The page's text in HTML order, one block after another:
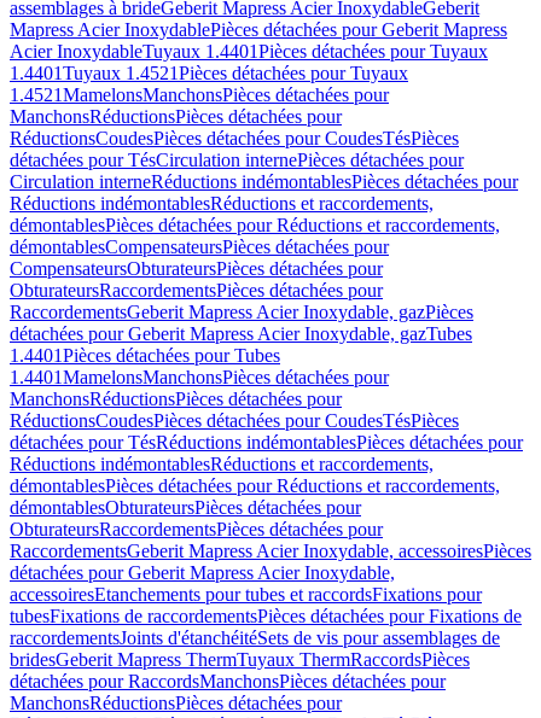
assemblages à brideGeberit Mapress Acier InoxydableGeberit
Mapress Acier InoxydablePièces détachées pour Geberit Mapress
Acier InoxydableTuyaux 1.4401Pièces détachées pour Tuyaux
1.4401Tuyaux 1.4521Pièces détachées pour Tuyaux
1.4521MamelonsManchonsPièces détachées pour
ManchonsRéductionsPièces détachées pour
RéductionsCoudesPièces détachées pour CoudesTésPièces
détachées pour TésCirculation internePièces détachées pour
Circulation interneRéductions indémontablesPièces détachées pour
Réductions indémontablesRéductions et raccordements,
démontablesPièces détachées pour Réductions et raccordements,
démontablesCompensateursPièces détachées pour
CompensateursObturateursPièces détachées pour
ObturateursRaccordementsPièces détachées pour
RaccordementsGeberit Mapress Acier Inoxydable, gazPièces
détachées pour Geberit Mapress Acier Inoxydable, gazTubes
1.4401Pièces détachées pour Tubes
1.4401MamelonsManchonsPièces détachées pour
ManchonsRéductionsPièces détachées pour
RéductionsCoudesPièces détachées pour CoudesTésPièces
détachées pour TésRéductions indémontablesPièces détachées pour
Réductions indémontablesRéductions et raccordements,
démontablesPièces détachées pour Réductions et raccordements,
démontablesObturateursPièces détachées pour
ObturateursRaccordementsPièces détachées pour
RaccordementsGeberit Mapress Acier Inoxydable, accessoiresPièces
détachées pour Geberit Mapress Acier Inoxydable,
accessoiresEtanchements pour tubes et raccordsFixations pour
tubesFixations de raccordementsPièces détachées pour Fixations de
raccordementsJoints d'étanchéitéSets de vis pour assemblages de
bridesGeberit Mapress ThermTuyaux ThermRaccordsPièces
détachées pour RaccordsManchonsPièces détachées pour
ManchonsRéductionsPièces détachées pour